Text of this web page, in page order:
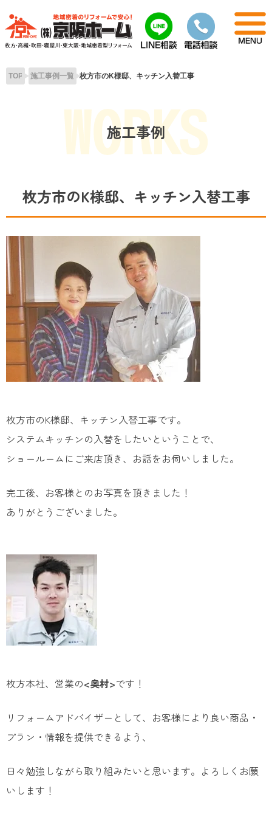
content
TOP 施工事例一覧 枚方市のK様邸、キッチン入替工事
施工事例
枚方市のK様邸、キッチン入替工事
枚方市のK様邸、キッチン入替工事です。
システムキッチンの入替をしたいということで、
ショールームにご来店頂き、お話をお伺いしました。
完工後、お客様とのお写真を頂きました！
ありがとうございました。
枚方本社、営業の<奥村>です！
リフォームアドバイザーとして、お客様により良い商品・
プラン・情報を提供できるよう、
日々勉強しながら取り組みたいと思います。よろしくお願
いします！